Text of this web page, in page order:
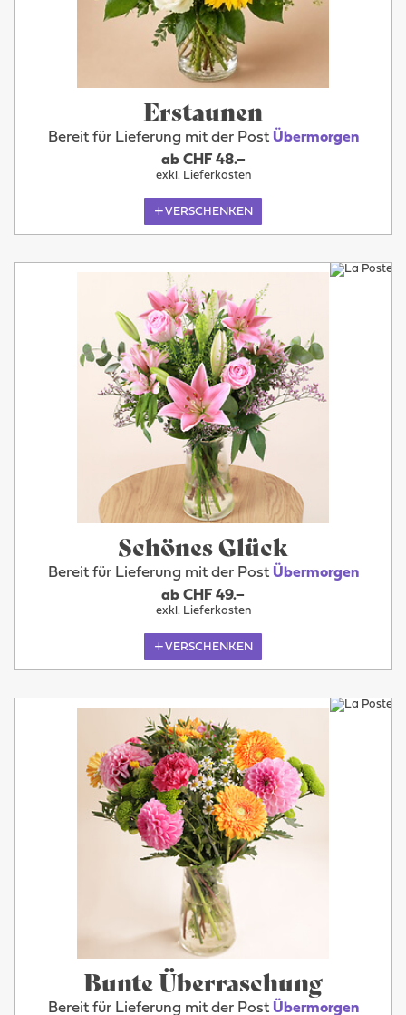
Erstaunen
Bereit für Lieferung mit der Post Übermorgen
ab CHF 48.–
exkl. Lieferkosten
VERSCHENKEN
Schönes Glück
Bereit für Lieferung mit der Post Übermorgen
ab CHF 49.–
exkl. Lieferkosten
VERSCHENKEN
Bunte Überraschung
Bereit für Lieferung mit der Post Übermorgen